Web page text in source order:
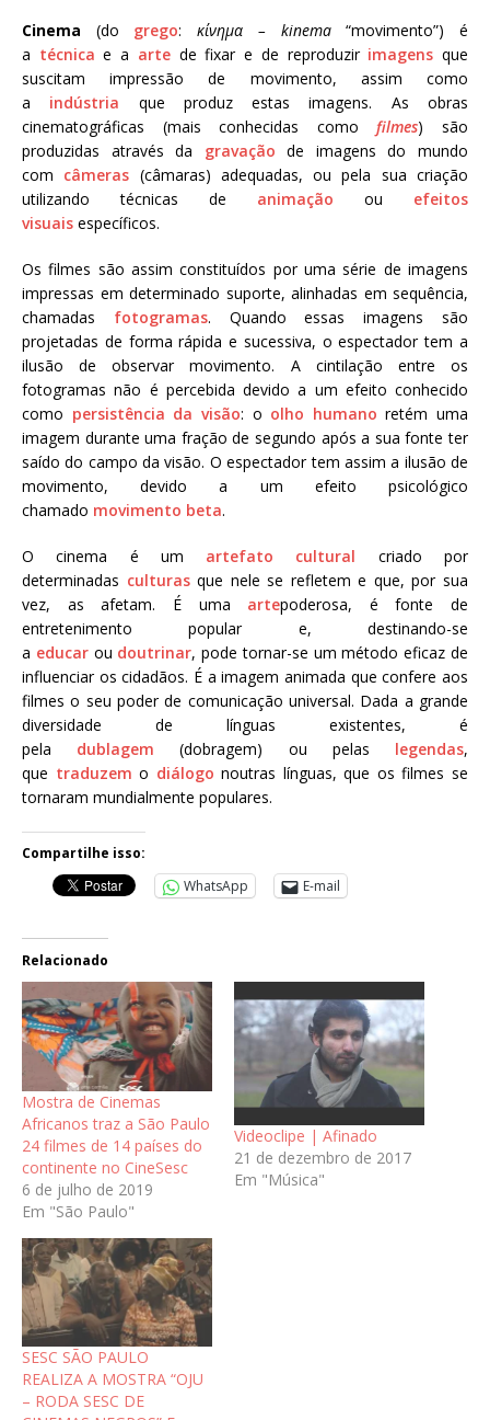
Cinema (do grego:κίνημα – kinema“movimento”) é
a técnica e a artede fixar e de reproduzir imagens que
suscitam impressão de movimento, assim como
a indústria que produz estas imagens. As obras
cinematográficas (mais conhecidas comofilmes) são
produzidas através da gravação de imagens do mundo
com câmeras (câmaras) adequadas, ou pela sua criação
utilizando técnicas de animação ou efeitos
visuais específicos.
Os filmes são assim constituídos por uma série de imagens
impressas em determinado suporte, alinhadas em sequência,
chamadas fotogramas. Quando essas imagens são
projetadas de forma rápida e sucessiva, o espectador tem a
ilusão de observar movimento. A cintilação entre os
fotogramas não é percebida devido a um efeito conhecido
como persistência da visão: o olho humano retém uma
imagem durante uma fração de segundo após a sua fonte ter
saído do campo da visão. O espectador tem assim a ilusão de
movimento, devido a um efeito psicológico
chamado movimento beta.
O cinema é um artefato cultural criado por
determinadas culturasque nele se refletem e que, por sua
vez, as afetam. É uma artepoderosa, é fonte de
entretenimento popular e, destinando-se
a educarou doutrinar, pode tornar-se um método eficaz de
influenciar os cidadãos. É a imagem animada que confere aos
filmes o seu poder de comunicação universal. Dada a grande
diversidade de línguas existentes, é
pela dublagem (dobragem) ou pelas legendas,
que traduzem o diálogo noutras línguas, que os filmes se
tornaram mundialmente populares.
Compartilhe isso:
WhatsApp
E-mail
Relacionado
Mostra de Cinemas
Africanos traz a São Paulo
24 filmes de 14 países do
continente no CineSesc
6 de julho de 2019
Em "São Paulo"
Videoclipe | Afinado
21 de dezembro de 2017
Em "Música"
SESC SÃO PAULO
REALIZA A MOSTRA “OJU
– RODA SESC DE